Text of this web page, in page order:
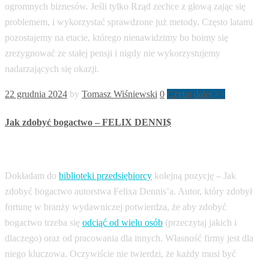
ogromnych biznesów. Jeśli tylko Rząd zechce z głową zając się
problemem, i wykorzystać sprawdzone już metody. Często latami
pozostajemy na etacie, którego nienawidzimy bo boimy się
zrezygnować ze stałej pensji i nigdy nie wykorzystujemy
nadarzających się okazji.
22 grudnia 2024 by Tomasz Wiśniewski 0 Czytaj dalej >>
Jak zdobyć bogactwo – FELIX DENNI$
Dokładam do biblioteki przedsiębiorcy kolejną pozycję – Jak
zdobyć bogactwo autorstwa Felixa Dennis’a. Autor, który zdobył
fortunę w branży wydawniczej potwierdza, że aby zdobyć
bogactwo trzeba się odciąć od wielu osób (przeczytaj jakich i
dlaczego) oraz od pracowania dla innych. Własność firmy jest dla
niego kluczowa. Oczywiście nie twierdzi, że każdy musi być